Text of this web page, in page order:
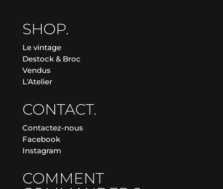
SHOP.
Le vintage
Destock & Broc
Vendus
L'Atelier
CONTACT.
Contactez-nous
Facebook
Instagram
COMMENT